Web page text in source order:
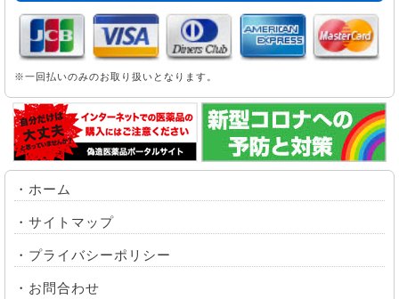
※一回払いのみのお取り扱いとなります。
・ ホーム
・ サイトマップ
・ プライバシーポリシー
・ お問合わせ